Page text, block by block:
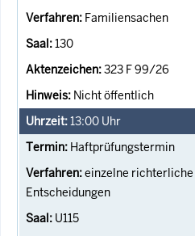
Familiensachen
130
323 F 99/26
Nicht öffentlich
13:00 Uhr
Haftprüfungstermin
einzelne
Entscheidungen
U115